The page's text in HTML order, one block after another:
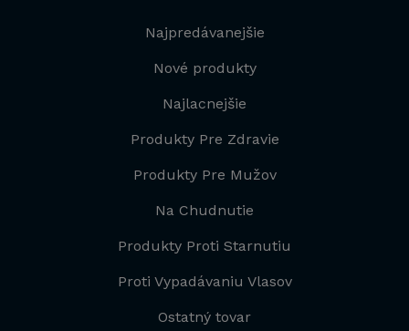
Najpredávanejšie
Nové produkty
Najlacnejšie
Produkty Pre Zdravie
Produkty Pre Mužov
Na Chudnutie
Produkty Proti Starnutiu
Proti Vypadávaniu Vlasov
Ostatný tovar